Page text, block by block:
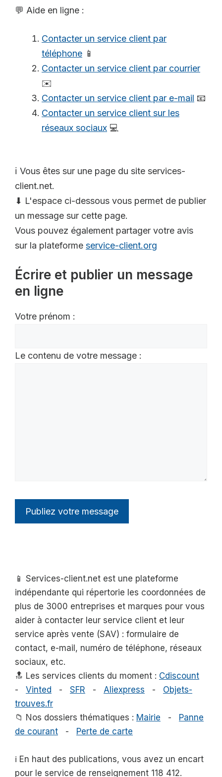
💬 Aide en ligne :
Contacter un service client par
téléphone 📱
Contacter un service client par courrier
✉️
Contacter un service client par e-mail 📧
Contacter un service client sur les
réseaux sociaux 💻
ℹ️ Vous êtes sur une page du site services-
client.net.
⬇ L'espace ci-dessous vous permet de publier
un message sur cette page.
Vous pouvez également partager votre avis
sur la plateforme service-client.org
Écrire et publier un message
en ligne
Votre prénom :
Le contenu de votre message :
📱 Services-client.net est une plateforme
indépendante qui répertorie les coordonnées de
plus de 3000 entreprises et marques pour vous
aider à contacter leur service client et leur
service après vente (SAV) : formulaire de
contact, e-mail, numéro de téléphone, réseaux
sociaux, etc.
🔝 Les services clients du moment : Cdiscount
- Vinted - SFR - Aliexpress - Objets-
trouves.fr
📁 Nos dossiers thématiques : Mairie - Panne
de courant - Perte de carte
ℹ️ En haut des publications, vous avez un encart
pour le service de renseignement 118 412.